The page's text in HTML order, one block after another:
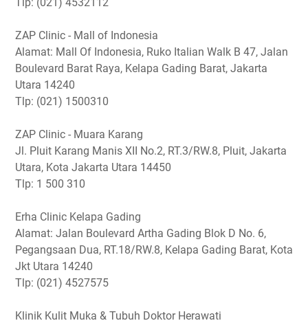
ZAP Clinic - Mall of Indonesia
Alamat: Mall Of Indonesia, Ruko Italian Walk B 47, Jalan
Boulevard Barat Raya, Kelapa Gading Barat, Jakarta
Utara 14240
Tlp: (021) 1500310
ZAP Clinic - Muara Karang
Jl. Pluit Karang Manis XII No.2, RT.3/RW.8, Pluit, Jakarta
Utara, Kota Jakarta Utara 14450
Tlp: 1 500 310
Erha Clinic Kelapa Gading
Alamat: Jalan Boulevard Artha Gading Blok D No. 6,
Pegangsaan Dua, RT.18/RW.8, Kelapa Gading Barat, Kota
Jkt Utara 14240
Tlp: (021) 4527575
Klinik Kulit Muka & Tubuh Doktor Herawati